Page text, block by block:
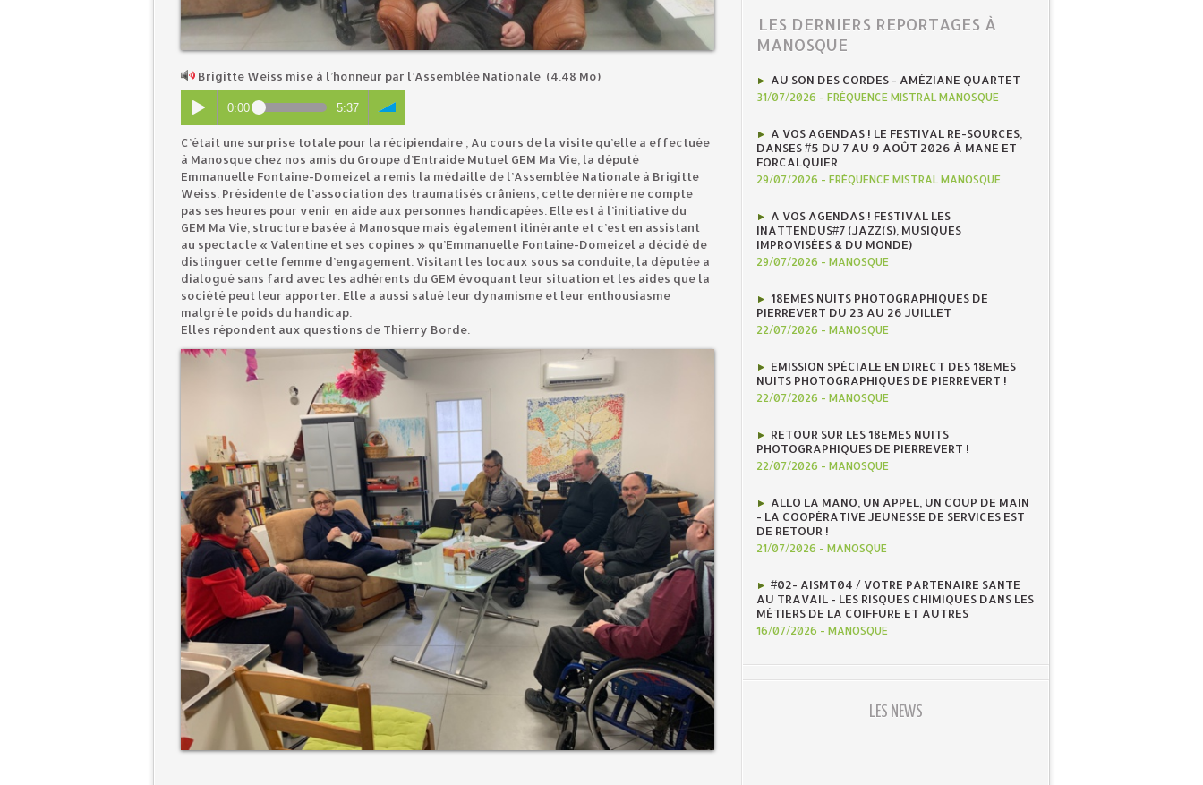
Brigitte Weiss mise à l’honneur par l’Assemblée Nationale (4.48 Mo)
0:00 5:37
C’était une surprise totale pour la récipiendaire ; Au cours de la visite qu’elle a effectuée
à Manosque chez nos amis du Groupe d’Entraide Mutuel GEM Ma Vie, la député
Emmanuelle Fontaine-Domeizel a remis la médaille de l’Assemblée Nationale à Brigitte
Weiss. Présidente de l’association des traumatisés crâniens, cette dernière ne compte
pas ses heures pour venir en aide aux personnes handicapées. Elle est à l’initiative du
GEM Ma Vie, structure basée à Manosque mais également itinérante et c’est en assistant
au spectacle « Valentine et ses copines » qu’Emmanuelle Fontaine-Domeizel a décidé de
distinguer cette femme d’engagement. Visitant les locaux sous sa conduite, la députée a
dialogué sans fard avec les adhérents du GEM évoquant leur situation et les aides que la
société peut leur apporter. Elle a aussi salué leur dynamisme et leur enthousiasme
malgré le poids du handicap.
Elles répondent aux questions de Thierry Borde.
LES DERNIERS REPORTAGES À
MANOSQUE
AU SON DES CORDES - AMÉZIANE QUARTET
31/07/2026 - FRÉQUENCE MISTRAL MANOSQUE
A VOS AGENDAS ! LE FESTIVAL RE-SOURCES,
DANSES #5 DU 7 AU 9 AOÛT 2026 À MANE ET
FORCALQUIER
29/07/2026 - FRÉQUENCE MISTRAL MANOSQUE
A VOS AGENDAS ! FESTIVAL LES
INATTENDUS#7 (JAZZ(S), MUSIQUES
IMPROVISÉES & DU MONDE)
29/07/2026 - MANOSQUE
18EMES NUITS PHOTOGRAPHIQUES DE
PIERREVERT DU 23 AU 26 JUILLET
22/07/2026 - MANOSQUE
EMISSION SPÉCIALE EN DIRECT DES 18EMES
NUITS PHOTOGRAPHIQUES DE PIERREVERT !
22/07/2026 - MANOSQUE
RETOUR SUR LES 18EMES NUITS
PHOTOGRAPHIQUES DE PIERREVERT !
22/07/2026 - MANOSQUE
ALLO LA MANO, UN APPEL, UN COUP DE MAIN
- LA COOPÉRATIVE JEUNESSE DE SERVICES EST
DE RETOUR !
21/07/2026 - MANOSQUE
#02- AISMT04 / VOTRE PARTENAIRE SANTE
AU TRAVAIL - LES RISQUES CHIMIQUES DANS LES
MÉTIERS DE LA COIFFURE ET AUTRES
16/07/2026 - MANOSQUE
LES NEWS